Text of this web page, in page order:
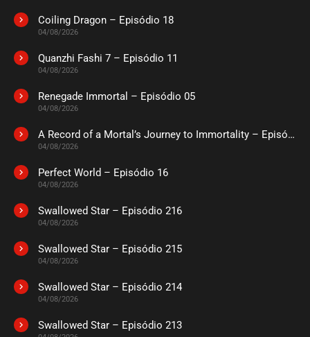
Coiling Dragon – Episódio 18
04/08/2026
Quanzhi Fashi 7 – Episódio 11
04/08/2026
Renegade Immortal – Episódio 05
04/08/2026
A Record of a Mortal’s Journey to Immortality – Episódio 73
04/08/2026
Perfect World – Episódio 16
04/08/2026
Swallowed Star – Episódio 216
04/08/2026
Swallowed Star – Episódio 215
04/08/2026
Swallowed Star – Episódio 214
04/08/2026
Swallowed Star – Episódio 213